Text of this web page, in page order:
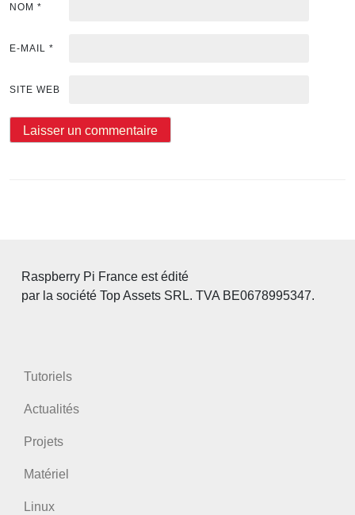
NOM *
E-MAIL *
SITE WEB
Raspberry Pi France est édité
par la société Top Assets SRL. TVA BE0678995347.
Tutoriels
Actualités
Projets
Matériel
Linux